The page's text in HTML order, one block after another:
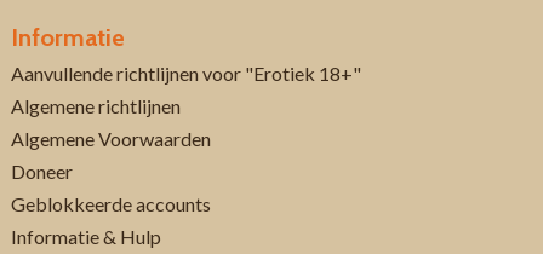
Informatie
Aanvullende richtlijnen voor "Erotiek 18+"
Algemene richtlijnen
Algemene Voorwaarden
Doneer
Geblokkeerde accounts
Informatie & Hulp